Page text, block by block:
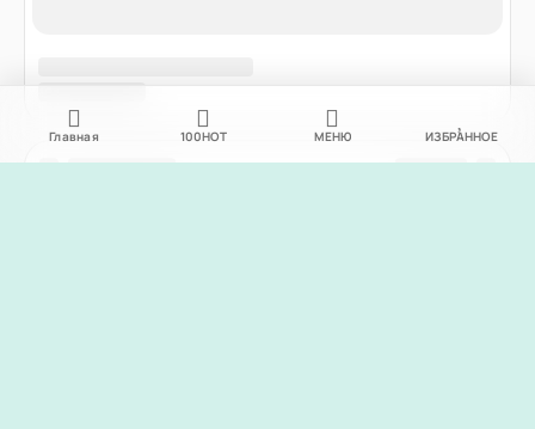
Главная 100НОТ МЕНЮ ИЗБРАННОЕ